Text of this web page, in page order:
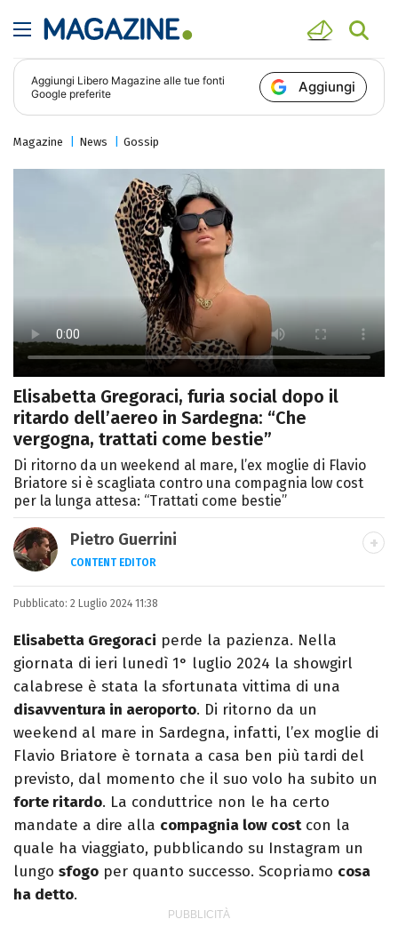
Aggiungi Libero Magazine alle tue fonti
Google preferite
Aggiungi
Magazine News Gossip
Elisabetta Gregoraci, furia social dopo il
ritardo dell’aereo in Sardegna: “Che
vergogna, trattati come bestie”
Di ritorno da un weekend al mare, l’ex moglie di Flavio
Briatore si è scagliata contro una compagnia low cost
per la lunga attesa: “Trattati come bestie”
Pietro Guerrini
CONTENT EDITOR
Laurea in Lettere, smania di viaggi e
passione per i cartoni (della pizza e della
Pixar).
Pubblicato: 2 Luglio 2024 11:38
Elisabetta Gregoraci perde la pazienza. Nella
giornata di ieri lunedì 1° luglio 2024 la showgirl
calabrese è stata la sfortunata vittima di una
disavventura in aeroporto. Di ritorno da un
weekend al mare in Sardegna, infatti, l’ex moglie di
Flavio Briatore è tornata a casa ben più tardi del
previsto, dal momento che il suo volo ha subito un
forte ritardo. La conduttrice non le ha certo
mandate a dire alla compagnia low costcon la
quale ha viaggiato, pubblicando su Instagram un
lungo sfogo per quanto successo. Scopriamo cosa
ha detto.